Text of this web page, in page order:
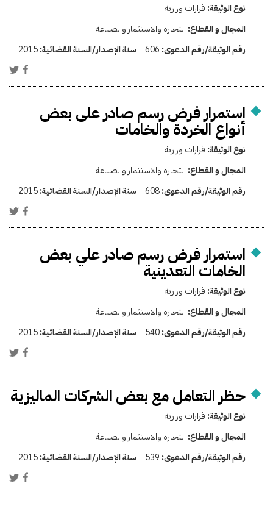
نوع الوثيقة: قرارات وزارية
المجال و القطاع: التجارة والاستثمار والصناعة
رقم الوثيقة/رقم الدعوى: 606 سنة الإصدار/السنة القضائية:2015
استمرار فرض رسم صادر على بعض
أنواع الخردة والخامات
نوع الوثيقة: قرارات وزارية
المجال و القطاع: التجارة والاستثمار والصناعة
رقم الوثيقة/رقم الدعوى:608 سنة الإصدار/السنة القضائية:2015
استمرار فرض رسم صادر علي بعض
الخامات التعدينية
نوع الوثيقة: قرارات وزارية
المجال و القطاع: التجارة والاستثمار والصناعة
رقم الوثيقة/رقم الدعوى:540 سنة الإصدار/السنة القضائية:2015
حظر التعامل مع بعض الشركات الماليزية
نوع الوثيقة: قرارات وزارية
المجال و القطاع: التجارة والاستثمار والصناعة
رقم الوثيقة/رقم الدعوى: 539 سنة الإصدار/السنة القضائية:2015